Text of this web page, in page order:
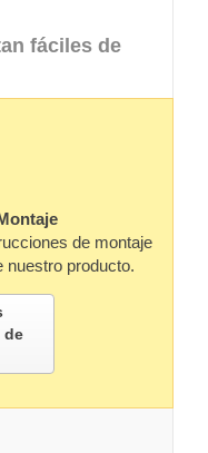
fáciles de
de montaje
nuestro producto.
de